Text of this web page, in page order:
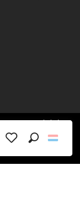
toeristische